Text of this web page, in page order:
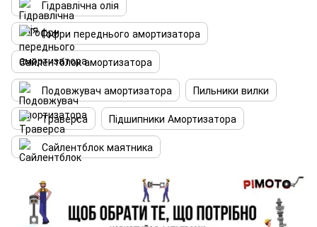
Гідравлічна олія
Гофри переднього амортизатора
Сайлентблок амортизатора
Подовжувач амортизатора
Пильники вилки
Траверса
Підшипники Амортизатора
Сайлентблок маятника